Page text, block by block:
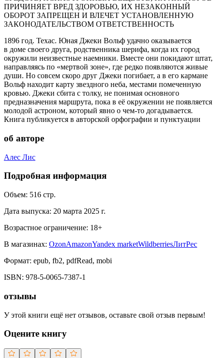
ПРИЧИНЯЕТ ВРЕД ЗДОРОВЬЮ, ИХ НЕЗАКОННЫЙ
ОБОРОТ ЗАПРЕЩЕН И ВЛЕЧЕТ УСТАНОВЛЕННУЮ
ЗАКОНОДАТЕЛЬСТВОМ ОТВЕТСТВЕННОСТЬ
1896 год. Техас. Юная Джеки Вольф удачно оказывается
в доме своего друга, родственника шерифа, когда их город
окружили неизвестные наемники. Вместе они покидают штат,
направляясь по «мертвой зоне», где редко появляются живые
души. Но совсем скоро друг Джеки погибает, а в его кармане
Вольф находит карту звездного неба, местами помеченную
кровью. Джеки сбита с толку, не понимая основного
предназначения маршрута, пока в её окружении не появляется
молодой астроном, который явно о чем-то догадывается.
Книга публикуется в авторской орфографии и пунктуации
об авторе
Алес Лис
Подробная информация
Объем: 516 стр.
Дата выпуска: 20 марта 2025 г.
Возрастное ограничение: 18+
В магазинах: OzonAmazonYandex marketWildberriesЛитРес
Формат: epub, fb2, pdfRead, mobi
ISBN: 978-5-0065-7387-1
отзывы
У этой книги ещё нет отзывов, оставьте свой отзыв первым!
Оцените книгу